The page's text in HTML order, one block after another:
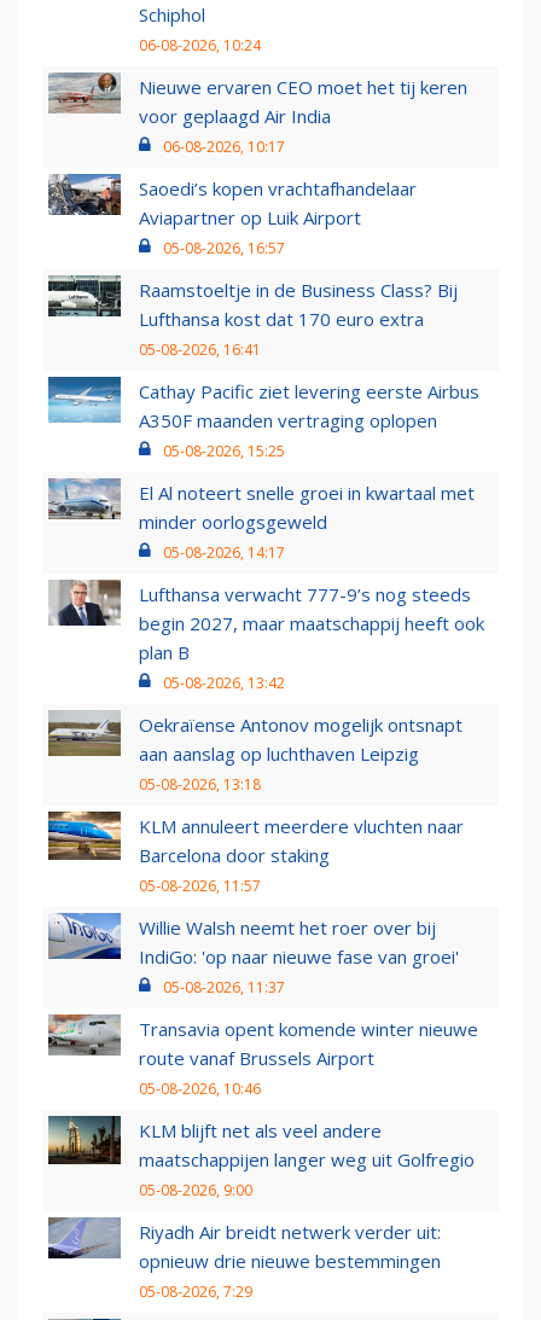
Schiphol
06-08-2026, 10:24
Nieuwe ervaren CEO moet het tij keren
voor geplaagd Air India
06-08-2026, 10:17
Saoedi’s kopen vrachtafhandelaar
Aviapartner op Luik Airport
05-08-2026, 16:57
Raamstoeltje in de Business Class? Bij
Lufthansa kost dat 170 euro extra
05-08-2026, 16:41
Cathay Pacific ziet levering eerste Airbus
A350F maanden vertraging oplopen
05-08-2026, 15:25
El Al noteert snelle groei in kwartaal met
minder oorlogsgeweld
05-08-2026, 14:17
Lufthansa verwacht 777-9’s nog steeds
begin 2027, maar maatschappij heeft ook
plan B
05-08-2026, 13:42
Oekraïense Antonov mogelijk ontsnapt
aan aanslag op luchthaven Leipzig
05-08-2026, 13:18
KLM annuleert meerdere vluchten naar
Barcelona door staking
05-08-2026, 11:57
Willie Walsh neemt het roer over bij
IndiGo: 'op naar nieuwe fase van groei'
05-08-2026, 11:37
Transavia opent komende winter nieuwe
route vanaf Brussels Airport
05-08-2026, 10:46
KLM blijft net als veel andere
maatschappijen langer weg uit Golfregio
05-08-2026, 9:00
Riyadh Air breidt netwerk verder uit:
opnieuw drie nieuwe bestemmingen
05-08-2026, 7:29